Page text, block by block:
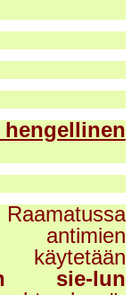
antimien
sie-lun